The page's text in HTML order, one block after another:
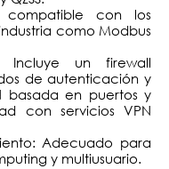
compatible con los
como Modbus
Incluye un firewall
de autenticación y
basada en puertos y
con servicios VPN
Adecuado para
y multiusuario.